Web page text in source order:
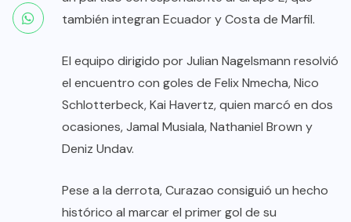
también integran Ecuador y Costa de Marfil.
El equipo dirigido por Julian Nagelsmann resolvió
el encuentro con goles de Felix Nmecha, Nico
Schlotterbeck, Kai Havertz, quien marcó en dos
ocasiones, Jamal Musiala, Nathaniel Brown y
Deniz Undav.
Pese a la derrota, Curazao consiguió un hecho
histórico al marcar el primer gol de su